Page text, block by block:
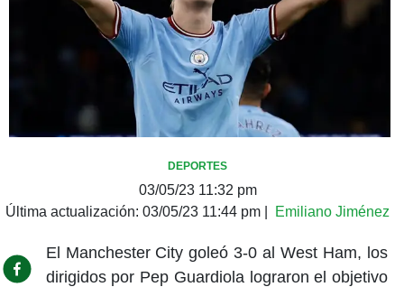
DEPORTES
03/05/23 11:32 pm
Última actualización: 03/05/23 11:44 pm Emiliano Jiménez
El Manchester City goleó 3-0 al West Ham, los
dirigidos por Pep Guardiola lograron el objetivo